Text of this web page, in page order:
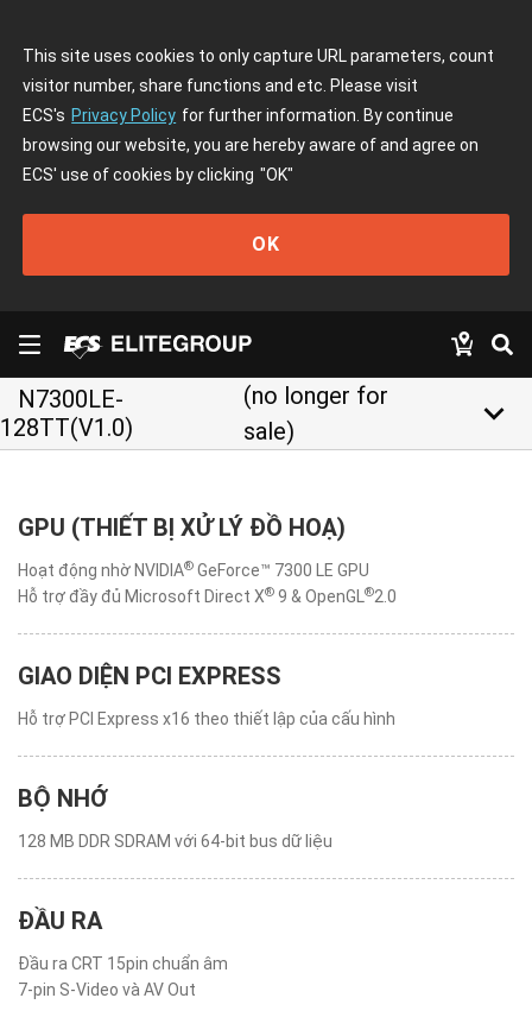
This site uses cookies to only capture URL parameters, count
visitor number, share functions and etc. Please visit
ECS's Privacy Policy for further information. By continue
browsing our website, you are hereby aware of and agree on
ECS' use of cookies by clicking "OK"
OK
N7300LE-
128TT(V1.0)
(no longer for
sale)
keyboard_arrow_down
GPU (THIẾT BỊ XỬ LÝ ĐỒ HOẠ)
Hoạt động nhờ NVIDIA® GeForce™ 7300 LE GPU
Hỗ trợ đầy đủ Microsoft Direct X® 9 & OpenGL ®2.0
GIAO DIỆN PCI EXPRESS
Hỗ trợ PCI Express x16 theo thiết lập của cấu hình
BỘ NHỚ
128 MB DDR SDRAM với 64-bit bus dữ liệu
ĐẦU RA
Đầu ra CRT 15pin chuẩn âm
7-pin S-Video và AV Out